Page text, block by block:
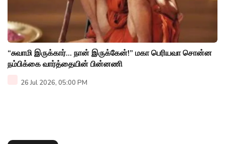
“சுவாமி இருக்கார்... நான் இருக்கேன்!” மகா பெரியவா சொன்ன
நம்பிக்கை வார்த்தையின் பின்னணி
26 Jul 2026, 05:00 PM